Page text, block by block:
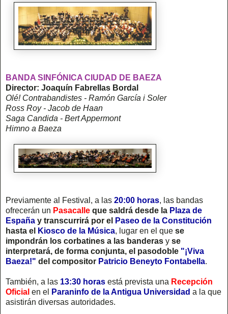
BANDA SINFÓNICA CIUDAD DE BAEZA
Director: Joaquín Fabrellas Bordal
Olé! Contrabandistes - Ramón García i Soler
Ross Roy - Jacob de Haan
Saga Candida - Bert Appermont
Himno a Baeza
Previamente al Festival, a las 20:00 horas, las bandas
ofrecerán un Pasacalle que saldrá desde la Plaza de
España y transcurrirá por el
Paseo de la Constitución
hasta el
Kiosco de la Música, lugar en el que se
impondrán los corbatines a las banderas y se
interpretará, de forma conjunta, el pasodoble "¡Viva
Baeza!" del compositor Patricio Beneyto Fontabella.
También, a las 13:30 horas está prevista una Recepción
Oficial en el Paraninfo de la Antigua Universidad a la que
asistirán diversas autoridades.